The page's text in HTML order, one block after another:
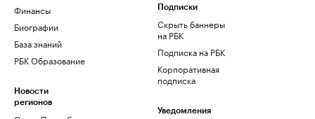
Финансы
Биографии
База знаний
РБК Образование
Новости
регионов
Подписки
Скрыть баннеры
на РБК
Подписка на РБК
Корпоративная
подписка
Уведомления